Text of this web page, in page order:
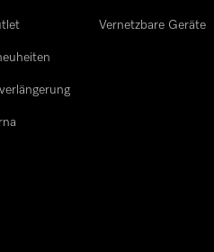
Vernetzbare Geräte